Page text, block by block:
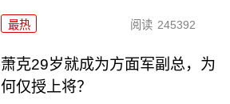
最热 阅读 245392
萧克29岁就成为方面军副总，为
何仅授上将？